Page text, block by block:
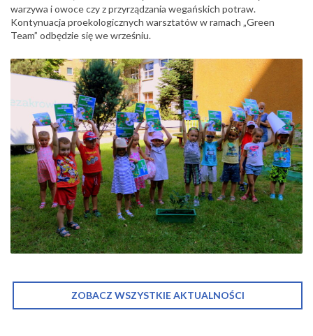
warzywa i owoce czy z przyrządzania wegańskich potraw.
Kontynuacja proekologicznych warsztatów w ramach „Green
Team” odbędzie się we wrześniu.
ZOBACZ WSZYSTKIE AKTUALNOŚCI